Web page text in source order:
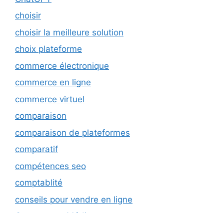
choisir
choisir la meilleure solution
choix plateforme
commerce électronique
commerce en ligne
commerce virtuel
comparaison
comparaison de plateformes
comparatif
compétences seo
comptablité
conseils pour vendre en ligne